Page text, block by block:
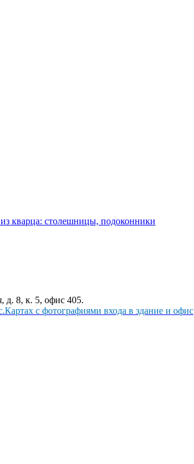
д. 8, к. 5, офис 405.
с фотографиями входа в здание и офис